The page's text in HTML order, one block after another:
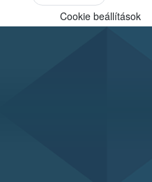
Cookie beállítások